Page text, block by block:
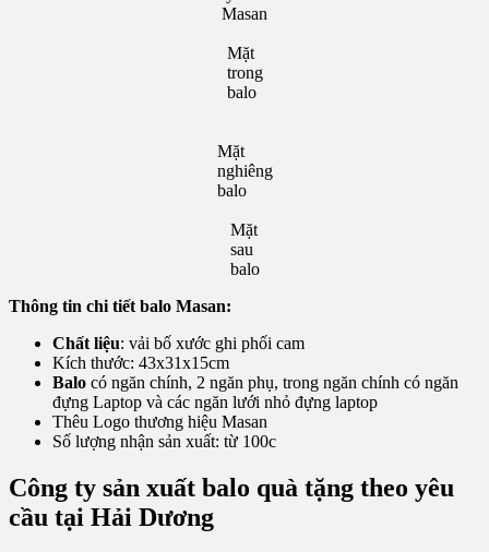
Masan
Mặt
trong
balo
Mặt
nghiêng
balo
Mặt
sau
balo
Thông tin chi tiết balo Masan:
Chất liệu: vải bố xước ghi phối cam
Kích thước: 43x31x15cm
Balo có ngăn chính, 2 ngăn phụ, trong ngăn chính có ngăn
đựng Laptop và các ngăn lưới nhỏ đựng laptop
Thêu Logo thương hiệu Masan
Số lượng nhận sản xuất: từ 100c
Công ty sản xuất balo quà tặng theo yêu
cầu tại Hải Dương